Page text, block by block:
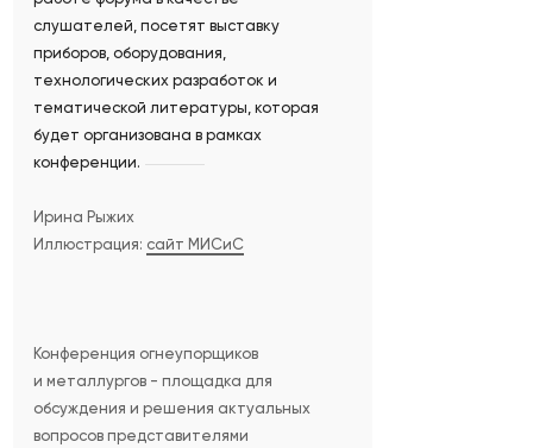
слушателей, посетят выставку
приборов, оборудования,
технологических разработок и
тематической литературы, которая
будет организована в рамках
конференции.
Ирина Рыжих
Иллюстрация: сайт МИСиС
Конференция огнеупорщиков
и металлургов - площадка для
обсуждения и решения актуальных
вопросов представителями